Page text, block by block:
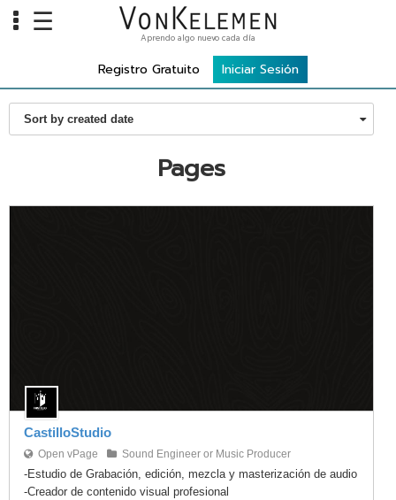
Cursos
vKontact
vBox
vPages
☰ Aprendo algo nuevo cada día
Registro Gratuito Iniciar Sesión
Sort by created date
Pages
CastilloStudio
Open vPage Sound Engineer or Music Producer
-Estudio de Grabación, edición, mezcla y masterización de audio
-Creador de contenido visual profesional